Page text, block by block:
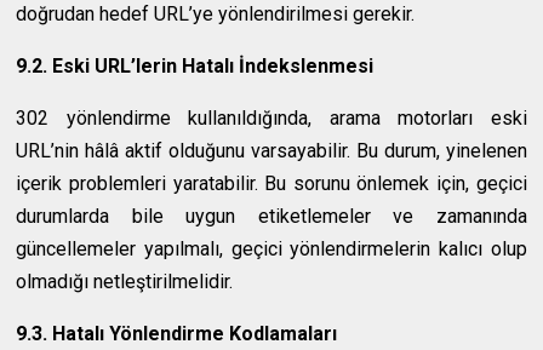
doğrudan hedef URL’ye yönlendirilmesi gerekir.
9.2. Eski URL’lerin Hatalı İndekslenmesi
302 yönlendirme kullanıldığında, arama motorları eski
URL’nin hâlâ aktif olduğunu varsayabilir. Bu durum, yinelenen
içerik problemleri yaratabilir. Bu sorunu önlemek için, geçici
durumlarda bile uygun etiketlemeler ve zamanında
güncellemeler yapılmalı, geçici yönlendirmelerin kalıcı olup
olmadığı netleştirilmelidir.
9.3. Hatalı Yönlendirme Kodlamaları